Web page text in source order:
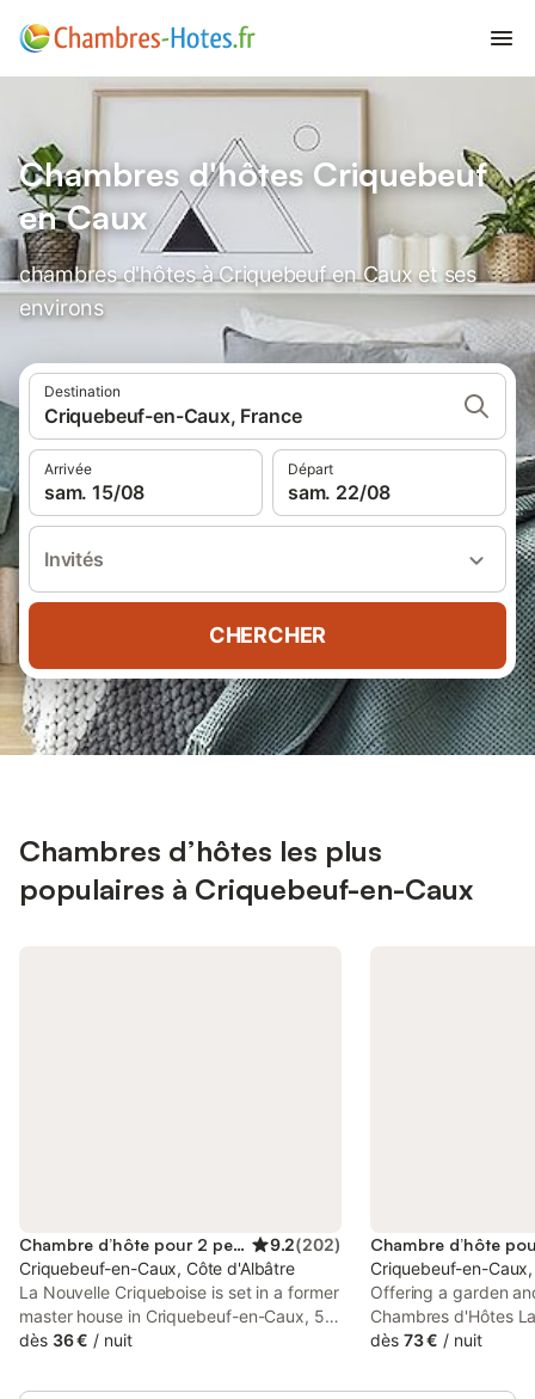
Chambres d'hôtes Criquebeuf
en Caux
chambres d'hôtes à Criquebeuf en Caux et ses
environs
Destination
Criquebeuf-en-Caux, France
Arrivée
sam. 15/08
Départ
sam. 22/08
Invités
CHERCHER
Chambres d’hôtes les plus
populaires à Criquebeuf-en-Caux
Chambre d’hôte pour 2 personnes 9.2(202)
Criquebeuf-en-Caux, Côte d'Albâtre
La Nouvelle Criqueboise is set in a former
master house in Criquebeuf-en-Caux, 5
km from Fécamp and 3 km from Plage
private parking is available at this bed
dès 36 € / nuit
Criquebeuf-en-
Offering a garden
Chambres d'Hôtes
la Ville is located in
Falaise d'Aval. This
dès 73 € / nuit